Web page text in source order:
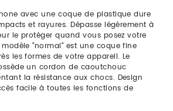
avec une coque de plastique dure
et rayures. Dépasse légèrement à
le protéger quand vous posez votre
"normal" est une coque fine
les formes de votre appareil. Le
un cordon de caoutchouc
la résistance aux chocs. Design
facile à toutes les fonctions de